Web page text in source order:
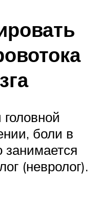
боли в
занимается
(невролог).